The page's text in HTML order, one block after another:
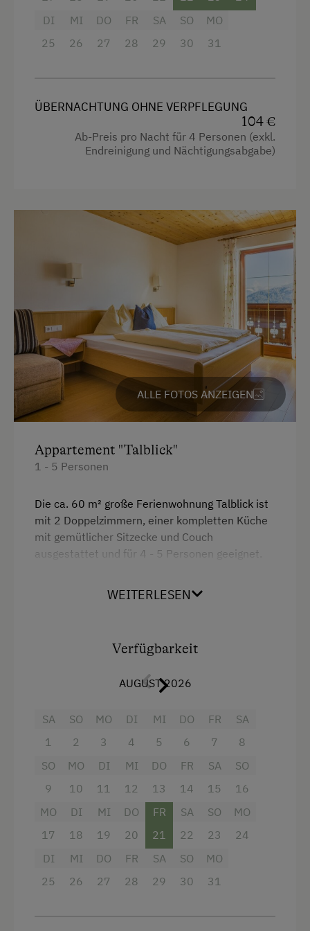
Kaffeemaschine
Freizeitaktivitäten am Betrieb und in der
Almausflüge
Almwandern
Badesee
Bergtouren
E-Bike-Verleih
Golf
Gästeabend
Hausmusik
Jogging-Routen
Kutschenfahrten
Liegewiese
Nordic Walking
Rodelbahn in der Nähe
Skilehrer
Skilift
Sommerrodelbahn
Küche
Haupthaus
4 Plattenherd
Aussicht auf eine Berglandschaft
Heizung
Kaffeemaschine
Wasserkocher
Geschirrspüler
Sauna
Bettwäsche
Doppelbett
DI
25
MI
26
DO
27
FR
28
SA
29
SO
30
MO
31
ÜBERNACHTUNG OHNE VERPFLEGUNG
104 €
Ab-Preis pro Nacht für 4 Personen (exkl.
Endreinigung und Nächtigungsabgabe)
ALLE FOTOS ANZEIGEN
Appartement "Talblick"
1 - 5 Personen
Die ca. 60 m² große Ferienwohnung Talblick ist
mit 2 Doppelzimmern, einer kompletten Küche
mit gemütlicher Sitzecke und Couch
ausgestattet und für 4 - 5 Personen geeignet.
einen herrlichen Panoramablick.
2 Doppelbettzimmer, 1 Zustellbett möglich,
Balkon mit Panoramablick
komplett ausgestattete Küche, 1 Bad mit
E-Herd mit Backrohr, Geschirrspüler,
Kaffeemaschine und Wasserkocher,
Aussicht auf eine Berglandschaft
Balkon/Terrasse
Dusche
WEITERLESEN
Verfügbarkeit
AUGUST 2026
SA
1
SO
2
MO
3
DI
4
MI
5
DO
6
FR
7
SA
8
SO
9
MO
10
DI
11
MI
12
DO
13
FR
14
SA
15
SO
16
MO
17
DI
18
MI
19
DO
20
FR
21
SA
22
SO
23
MO
24
DI
25
MI
26
DO
27
FR
28
SA
29
SO
30
MO
31